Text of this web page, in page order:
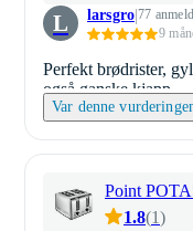
L larsgro 77
9
Perfekt brødrister,
også ganske kjapp.
Var denne
Point
1.8(1)